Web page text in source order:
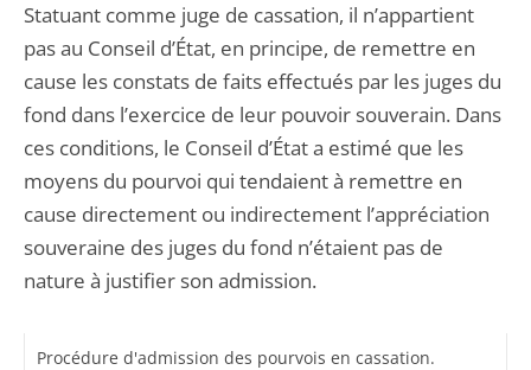
Statuant comme juge de cassation, il n’appartient
pas au Conseil d’État, en principe, de remettre en
cause les constats de faits effectués par les juges du
fond dans l’exercice de leur pouvoir souverain. Dans
ces conditions, le Conseil d’État a estimé que les
moyens du pourvoi qui tendaient à remettre en
cause directement ou indirectement l’appréciation
souveraine des juges du fond n’étaient pas de
nature à justifier son admission.
Procédure d'admission des pourvois en cassation.